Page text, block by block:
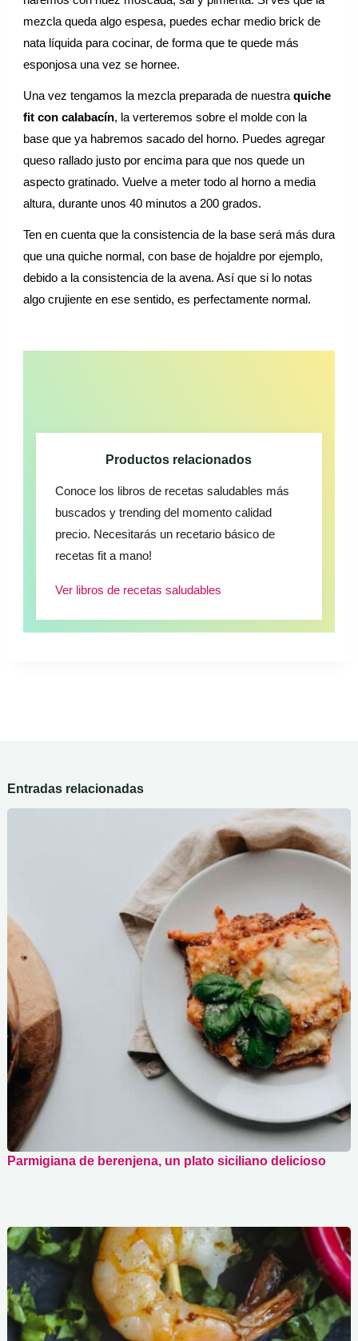
mezcla queda algo espesa, puedes echar medio brick de
nata líquida para cocinar, de forma que te quede más
esponjosa una vez se hornee.
Una vez tengamos la mezcla preparada de nuestra quiche
fit con calabacín, la verteremos sobre el molde con la
base que ya habremos sacado del horno. Puedes agregar
queso rallado justo por encima para que nos quede un
aspecto gratinado. Vuelve a meter todo al horno a media
altura, durante unos 40 minutos a 200 grados.
Ten en cuenta que la consistencia de la base será más dura
que una quiche normal, con base de hojaldre por ejemplo,
debido a la consistencia de la avena. Así que si lo notas
algo crujiente en ese sentido, es perfectamente normal.
Productos relacionados
Conoce los libros de recetas saludables más
buscados y trending del momento calidad
precio. Necesitarás un recetario básico de
recetas fit a mano!
Ver libros de recetas saludables
Entradas relacionadas
Parmigiana de berenjena, un plato siciliano delicioso